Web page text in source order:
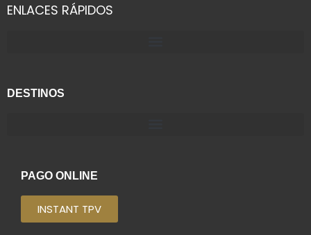
ENLACES RÁPIDOS
DESTINOS
PAGO ONLINE
INSTANT TPV